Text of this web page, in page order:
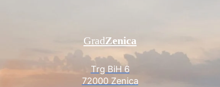
Trg BiH 6
72000 Zenica
GradZenica